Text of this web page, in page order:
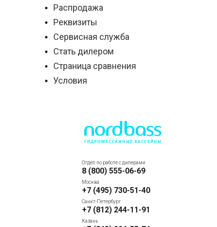
Распродажа
Реквизиты
Сервисная служба
Стать дилером
Страница сравнения
Условия
Отдел по работе с дилерами
8 (800) 555-06-69
Москва
+7 (495) 730-51-40
Санкт-Петербург
+7 (812) 244-11-91
Казань